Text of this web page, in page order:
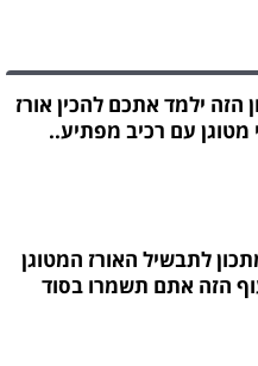
הזה ילמד אתכם להכין אורז
מטוגן עם רכיב מפתיע..
לתבשיל האורז המטוגן
הזה אתם תשמרו בסוד